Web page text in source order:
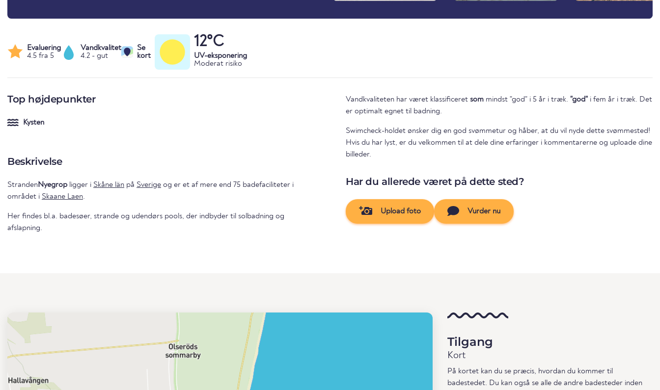
Evaluering
4.5 fra 5
Vandkvalitet
4.2 - gut
Se
kort
12°C
UV-eksponering
Moderat risiko
Top højdepunkter
Kysten
Beskrivelse
StrandenNyegrop ligger i Skåne län på Sverige og er et af mere end 75 badefaciliteter i
området i Skaane Laen.
Her findes bl.a. badesøer, strande og udendørs pools, der indbyder til solbadning og
afslapning.
Vandkvaliteten har været klassificeret som mindst "god" i 5 år i træk. "god" i fem år i træk. Det
er optimalt egnet til badning.
Swimcheck-holdet ønsker dig en god svømmetur og håber, at du vil nyde dette svømmested!
Hvis du har lyst, er du velkommen til at dele dine erfaringer i kommentarerne og uploade dine
billeder.
Har du allerede været på dette sted?
Upload foto Vurder nu
Tilgang
Kort
På kortet kan du se præcis, hvordan du kommer til
badestedet. Du kan også se alle de andre badesteder inden